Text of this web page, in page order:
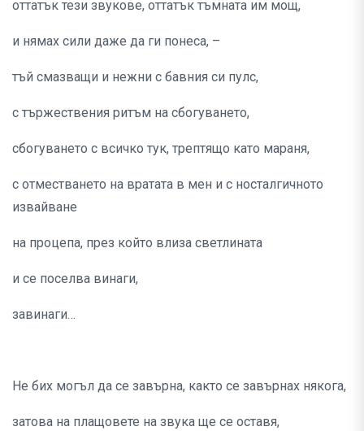
оттатък тези звукове, оттатък тъмната им мощ,
и нямах сили даже да ги понеса, –
тъй смазващи и нежни с бавния си пулс,
с тържествения ритъм на сбогуването,
сбогуването с всичко тук, трептящо като мараня,
с отместването на вратата в мен и с носталгичното
извайване
на процепа, през който влиза светлината
и се поселва винаги,
завинаги…
Не бих могъл да се завърна, както се завърнах някога,
затова на плащовете на звука ще се оставя,